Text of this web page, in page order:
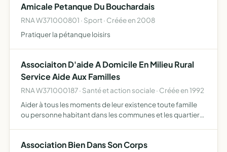
Amicale Petanque Du Bouchardais
RNA W371000801 · Sport · Créée en 2008
Pratiquer la pétanque loisirs
Associaiton D'aide A Domicile En Milieu Rural
Service Aide Aux Familles
RNA W371000187 · Santé et action sociale · Créée en 1992
Aider à tous les moments de leur existence toute famille
ou personne habitant dans les communes et les quartiers
Association Bien Dans Son Corps